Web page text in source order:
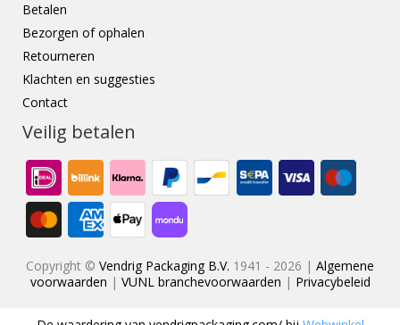
Betalen
Bezorgen of ophalen
Retourneren
Klachten en suggesties
Contact
Veilig betalen
Copyright © Vendrig Packaging B.V. 1941 - 2026 | Algemene
voorwaarden | VUNL branchevoorwaarden | Privacybeleid